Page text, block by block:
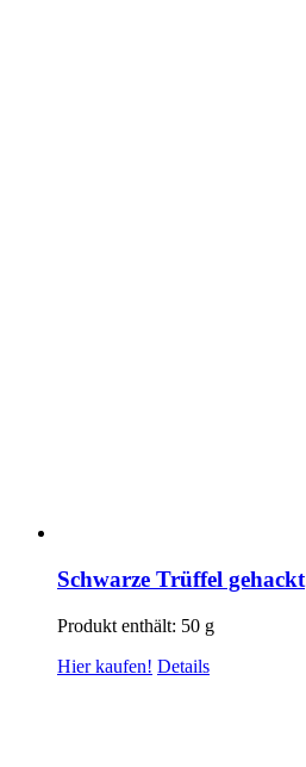
Schwarze Trüffel gehackt
Produkt enthält: 50 g
Hier kaufen! Details